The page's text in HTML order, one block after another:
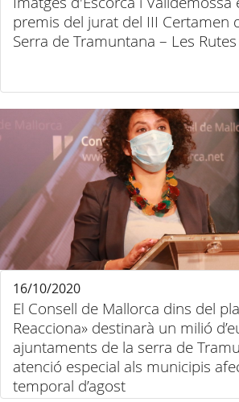
premis del jurat del III Certamen
Serra de Tramuntana – Les
El Consell de Mallorca dins del
Reacciona» destinarà un milió
ajuntaments de la serra de
atenció especial als municipis
temporal d’agost
16/10/2020